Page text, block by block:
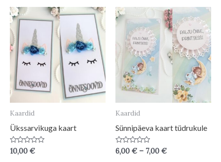
Kaardid
Ükssarvikuga kaart
Hinnanguga
0
10,00 €
Kaardid
Sünnipäeva kaart tüdrukule
Hinnanguga
0
6,00 € – 7,00 €Price